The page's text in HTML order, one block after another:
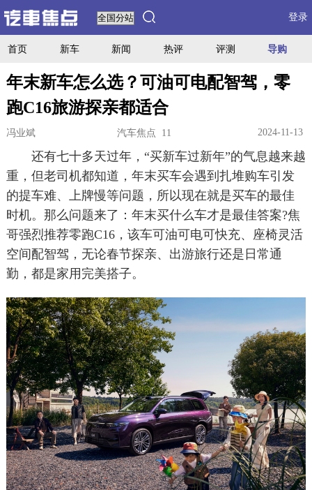
登录
首页 新车 新闻 热评 评测 导购
年末新车怎么选？可油可电配智驾，零
跑C16旅游探亲都适合
冯业斌 汽车焦点 11 2024-11-13
还有七十多天过年，“买新车过新年”的气息越来越
重，但老司机都知道，年末买车会遇到扎堆购车引发
的提车难、上牌慢等问题，所以现在就是买车的最佳
时机。那么问题来了：年末买什么车才是最佳答案?焦
哥强烈推荐零跑C16，该车可油可电可快充、座椅灵活
空间配智驾，无论春节探亲、出游旅行还是日常通
勤，都是家用完美搭子。